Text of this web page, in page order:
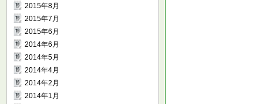
2015年8月
2015年7月
2015年6月
2014年6月
2014年5月
2014年4月
2014年2月
2014年1月